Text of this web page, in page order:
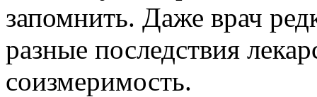
запомнить. Даже врач
разные последствия
соизмеримость.